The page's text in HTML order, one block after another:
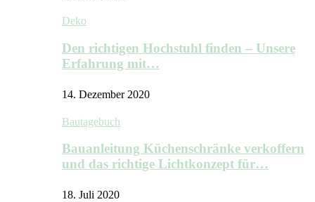
Deko
Den richtigen Hochstuhl finden – Unsere
Erfahrung mit…
14. Dezember 2020
Bautagebuch
Bauanleitung Küchenschränke verkoffern
und das richtige Lichtkonzept für…
18. Juli 2020